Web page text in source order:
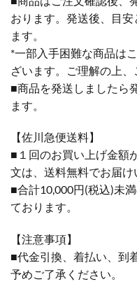
おります。発送後、目
ます。
*一部入手困難な商品は
ざいます。ご理解の上、
■商品を発送しましたら
ます。
【佐川急便送料】
■１回のお買い上げ金額
文は、送料無料でお届け
■合計10,000円(税込)未
ております。
【注意事項】
■代金引換、着払い、到
予めご了承ください。